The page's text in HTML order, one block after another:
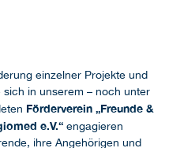
einzelner Projekte und
in unserem – noch unter
Förderverein „Freunde &
e.V.“ engagieren
ihre Angehörigen und